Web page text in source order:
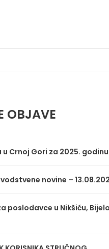
OBJAVE
Crnoj Gori za 2025. godinu
novine –
poslodavce u Nikšiću,